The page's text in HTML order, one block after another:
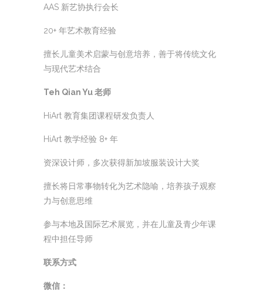
AAS 新艺协执行会长
20+ 年艺术教育经验
擅长儿童美术启蒙与创意培养，善于将传统文化
与现代艺术结合
Teh Qian Yu 老师
HiArt 教育集团课程研发负责人
HiArt 教学经验 8+ 年
资深设计师，多次获得新加坡服装设计大奖
擅长将日常事物转化为艺术隐喻，培养孩子观察
力与创意思维
参与本地及国际艺术展览，并在儿童及青少年课
程中担任导师
联系方式
微信：